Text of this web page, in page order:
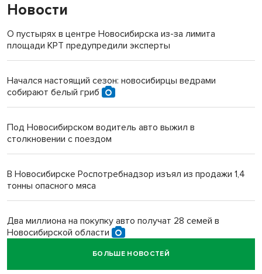
Новости
О пустырях в центре Новосибирска из-за лимита
площади КРТ предупредили эксперты
Начался настоящий сезон: новосибирцы ведрами
собирают белый гриб
Под Новосибирском водитель авто выжил в
столкновении с поездом
В Новосибирске Роспотребнадзор изъял из продажи 1,4
тонны опасного мяса
Два миллиона на покупку авто получат 28 семей в
Новосибирской области
В Новосибирской области больше тысячи человек
БОЛЬШЕ НОВОСТЕЙ